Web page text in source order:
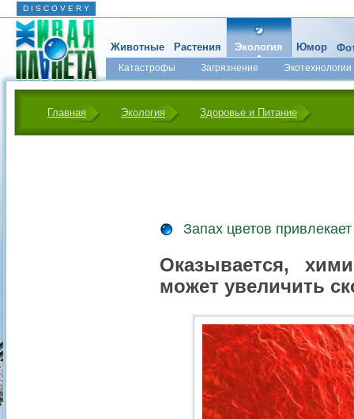
D I S C O V E R Y
Животные Растения Экология
Катастрофы Загрязнение Экотехнологии
Юмор
Главная Экология Здоровье и Питание
Запах цветов
Оказывается,
может увеличить